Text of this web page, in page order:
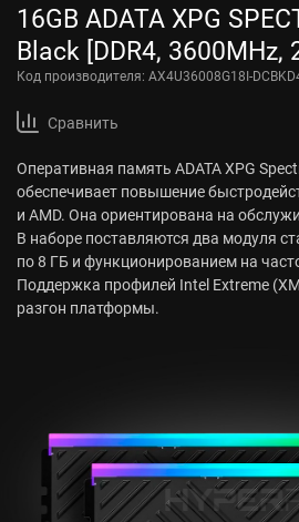
16GB ADATA XPG
Black [DDR4, 3600MHz,
Код производителя: AX4U36008G18I-
Сравнить
Оперативная память ADATA XPG
обеспечивает повышение
и AMD. Она ориентирована на
В наборе поставляются два модуля
по 8 ГБ и функционированием на
Поддержка профилей Intel Extreme
разгон платформы.